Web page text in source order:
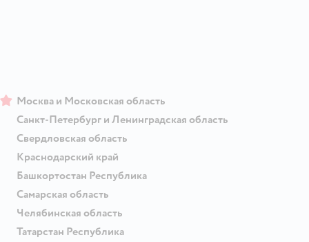
Москва и Московская область
Санкт-Петербург и Ленинградская область
Свердловская область
Краснодарский край
Башкортостан Республика
Самарская область
Челябинская область
Татарстан Республика